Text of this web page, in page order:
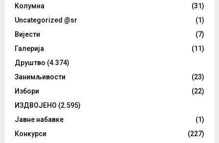
Kолумнa
(31)
Uncategorized @sr
(1)
Вијести
(7)
Галерија
(11)
Друштво (4.374)
Занимљивости
(23)
Избори
(22)
ИЗДВОЈЕНО (2.595)
Јавне набавке
(1)
Конкурси
(227)